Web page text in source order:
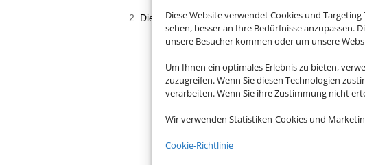
Diese Website verwendet Cookies und
sehen, besser an Ihre Bedürfnisse anzupassen.
unsere Besucher kommen oder um unsere
Um Ihnen ein optimales Erlebnis zu bieten,
zuzugreifen. Wenn Sie diesen Technologien
verarbeiten. Wenn Sie ihre Zustimmung nicht
Wir verwenden Statistiken-Cookies und
Cookie-Richtlinie
Die Rechtsgrundlagen der Verarbeitung
Die von Ihnen erhobenen
Die Rechtsgrundlagen der Verarbeitung
• Art. 6 Abs. 1 lit. a DSGVO dient unserem
bestimmten Verarbeitungszweck einholen
• Ist die Verarbeitung personenbezogener
Buchungen der Fall ist, so beruht die